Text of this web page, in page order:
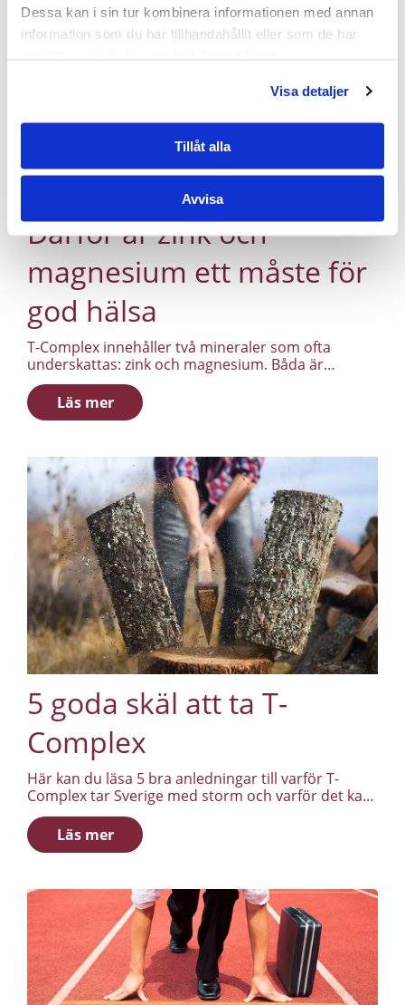
Dessa kan i sin tur kombinera informationen med annan
information som du har tillhandahållit eller som de har
Visa detaljer
Tillåt alla
Avvisa
Därför är zink och
magnesium ett måste för
god hälsa
T-Complex innehåller två mineraler som ofta
underskattas: zink och magnesium. Båda är
involverade i en rad processer i kroppen, och båda
är relevanta för män som vill ha ut mer av
vardagen.
Läs mer
5 goda skäl att ta T-
Complex
Här kan du läsa 5 bra anledningar till varför T-
Complex tar Sverige med storm och varför det kan
vara smart att komplettera sin kost med T-
Complex.
Läs mer